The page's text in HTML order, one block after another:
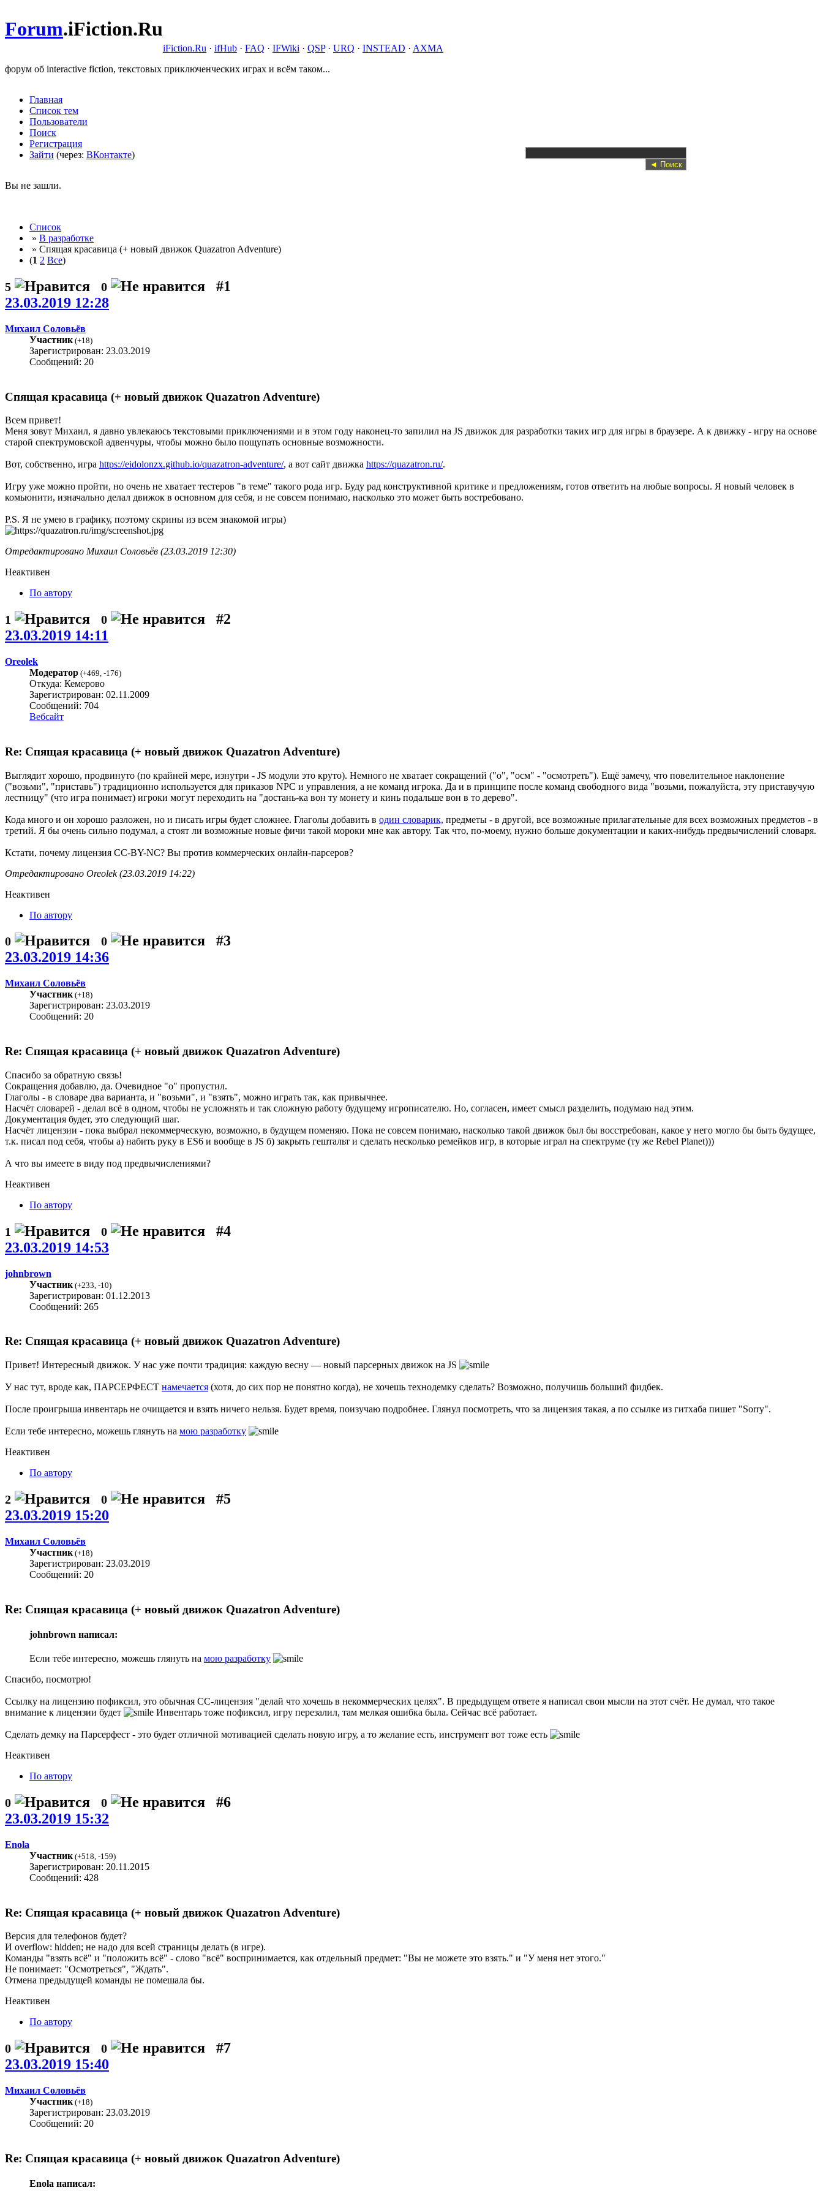
Forum.iFiction.Ru
iFiction.Ru · ifHub · FAQ · IFWiki · QSP· URQ · INSTEAD · AXMA
форум об interactive fiction, текстовых приключенческих играх и всём таком...
Главная
Список тем
Пользователи
Поиск
Регистрация
Зайти (через: ВКонтакте)
Вы не зашли.
Список
» В разработке
» Спящая красавица (+ новый движок Quazatron Adventure)
(1 2 Все)
5 0
#1
23.03.2019 12:28
Михаил Соловьёв
Участник (+18)
Зарегистрирован: 23.03.2019
Сообщений: 20
Спящая красавица (+ новый движок Quazatron Adventure)
Всем привет!
Меня зовут Михаил, я давно увлекаюсь текстовыми приключениями и в этом году наконец-то запилил на JS движок для разработки таких игр для игры в браузере. А к движку - игру на основе
старой спектрумовской адвенчуры, чтобы можно было пощупать основные возможности.
Вот, собственно, игра https://eidolonzx.github.io/quazatron-adventure/, а вот сайт движка https://quazatron.ru/.
Игру уже можно пройти, но очень не хватает тестеров "в теме" такого рода игр. Буду рад конструктивной критике и предложениям, готов ответить на любые вопросы. Я новый человек в
комьюнити, изначально делал движок в основном для себя, и не совсем понимаю, насколько это может быть востребовано.
P.S. Я не умею в графику, поэтому скрины из всем знакомой игры)
Отредактировано Михаил Соловьёв (23.03.2019 12:30)
Неактивен
По автору
1 0
#2
23.03.2019 14:11
Oreolek
Модератор (+469, -176)
Откуда: Кемерово
Зарегистрирован: 02.11.2009
Сообщений: 704
Вебсайт
Re: Спящая красавица (+ новый движок Quazatron Adventure)
Выглядит хорошо, продвинуто (по крайней мере, изнутри - JS модули это круто). Немного не хватает сокращений ("о", "осм" - "осмотреть"). Ещё замечу, что повелительное наклонение
("возьми", "приставь") традиционно используется для приказов NPC и управления, а не команд игрока. Да и в принципе после команд свободного вида "возьми, пожалуйста, эту приставучую
лестницу" (что игра понимает) игроки могут переходить на "достань-ка вон ту монету и кинь подальше вон в то дерево".
Кода много и он хорошо разложен, но и писать игры будет сложнее. Глаголы добавить в один словарик, предметы - в другой, все возможные прилагательные для всех возможных предметов - в
третий. Я бы очень сильно подумал, а стоят ли возможные новые фичи такой мороки мне как автору. Так что, по-моему, нужно больше документации и каких-нибудь предвычислений словаря.
Кстати, почему лицензия CC-BY-NC? Вы против коммерческих онлайн-парсеров?
Отредактировано Oreolek (23.03.2019 14:22)
Неактивен
По автору
0 0
#3
23.03.2019 14:36
Михаил Соловьёв
Участник(+18)
Зарегистрирован: 23.03.2019
Сообщений: 20
Re: Спящая красавица (+ новый движок Quazatron Adventure)
Спасибо за обратную связь!
Сокращения добавлю, да. Очевидное "о" пропустил.
Глаголы - в словаре два варианта, и "возьми", и "взять", можно играть так, как привычнее.
Насчёт словарей - делал всё в одном, чтобы не усложнять и так сложную работу будущему игрописателю. Но, согласен, имеет смысл разделить, подумаю над этим.
Документация будет, это следующий шаг.
Насчёт лицензии - пока выбрал некоммерческую, возможно, в будущем поменяю. Пока не совсем понимаю, насколько такой движок был бы восстребован, какое у него могло бы быть будущее,
т.к. писал под себя, чтобы а) набить руку в ES6 и вообще в JS б) закрыть гештальт и сделать несколько ремейков игр, в которые играл на спектруме (ту же Rebel Planet)))
А что вы имеете в виду под предвычислениями?
Неактивен
По автору
1 0
#4
23.03.2019 14:53
johnbrown
Участник (+233 -10)
Зарегистрирован: 01.12.2013
Сообщений: 265
Re: Спящая красавица (+ новый движок Quazatron Adventure)
Привет! Интересный движок. У нас уже почти традиция: каждую весну — новый парсерных движок на JS
У нас тут, вроде как, ПАРСЕРФЕСТ намечается (хотя, до сих пор не понятно когда), не хочешь технодемку сделать? Возможно, получишь больший фидбек.
После проигрыша инвентарь не очищается и взять ничего нельзя. Будет время, поизучаю подробнее. Глянул посмотреть, что за лицензия такая, а по ссылке из гитхаба пишет "Sorry".
Если тебе интересно, можешь глянуть на мою разработку
Неактивен
По автору
2 0
#5
23.03.2019 15:20
Михаил Соловьёв
Участник (+18)
Зарегистрирован: 23.03.2019
Сообщений: 20
Re: Спящая красавица (+ новый движок Quazatron Adventure)
johnbrown написал:
Если тебе интересно, можешь глянуть на мою разработку
Спасибо, посмотрю!
Ссылку на лицензию пофиксил, это обычная CC-лицензия "делай что хочешь в некоммерческих целях". В предыдущем ответе я написал свои мысли на этот счёт. Не думал, что такое
внимание к лицензии будет
Инвентарь тоже пофиксил, игру перезалил, там мелкая ошибка была. Сейчас всё работает.
Сделать демку на Парсерфест - это будет отличной мотивацией сделать новую игру, а то желание есть, инструмент вот тоже есть
Неактивен
По автору
0 0
#6
23.03.2019 15:32
Enola
Участник (+518 -159)
Зарегистрирован: 20.11.2015
Сообщений: 428
Re: Спящая красавица (+ новый движок Quazatron Adventure)
Версия для телефонов будет?
И overflow: hidden; не надо для всей страницы делать (в игре).
Команды "взять всё" и "положить всё" - слово "всё" воспринимается, как отдельный предмет: "Вы не можете это взять." и "У меня нет этого."
Не понимает: "Осмотреться", "Ждать".
Отмена предыдущей команды не помешала бы.
Неактивен
По автору
0 0
#7
23.03.2019 15:40
Михаил Соловьёв
Участник(+18)
Зарегистрирован: 23.03.2019
Сообщений: 20
Re: Спящая красавица (+ новый движок Quazatron Adventure)
Enola написал: